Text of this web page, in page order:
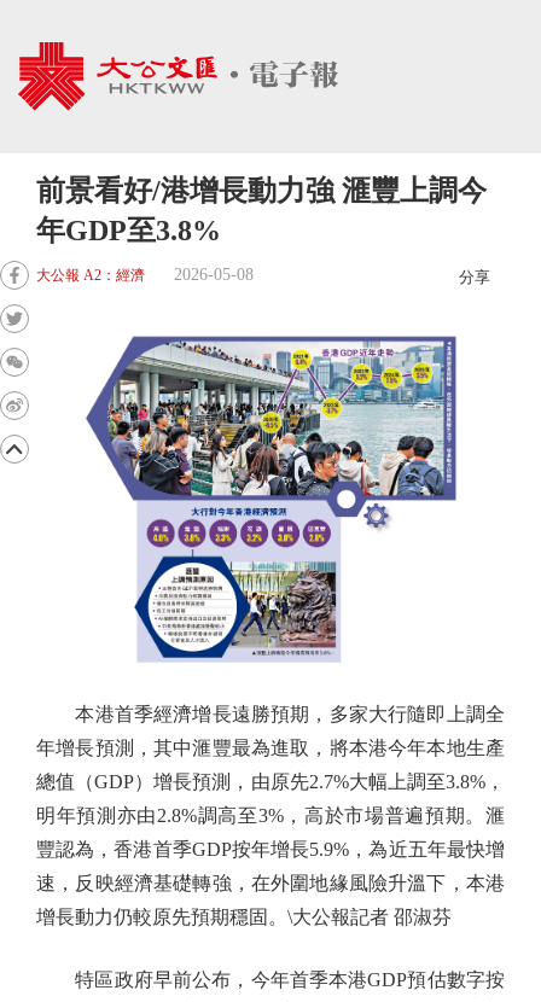
前景看好/港增長動力強 滙豐上調今
年GDP至3.8%
大公報 A2：經濟 2026-05-08 分享
本港首季經濟增長遠勝預期，多家大行隨即上調全
年增長預測，其中滙豐最為進取，將本港今年本地生產
總值（GDP）增長預測，由原先2.7%大幅上調至3.8%，
明年預測亦由2.8%調高至3%，高於市場普遍預期。滙
豐認為，香港首季GDP按年增長5.9%，為近五年最快增
速，反映經濟基礎轉強，在外圍地緣風險升溫下，本港
增長動力仍較原先預期穩固。\大公報記者 邵淑芬
特區政府早前公布，今年首季本港GDP預估數字按